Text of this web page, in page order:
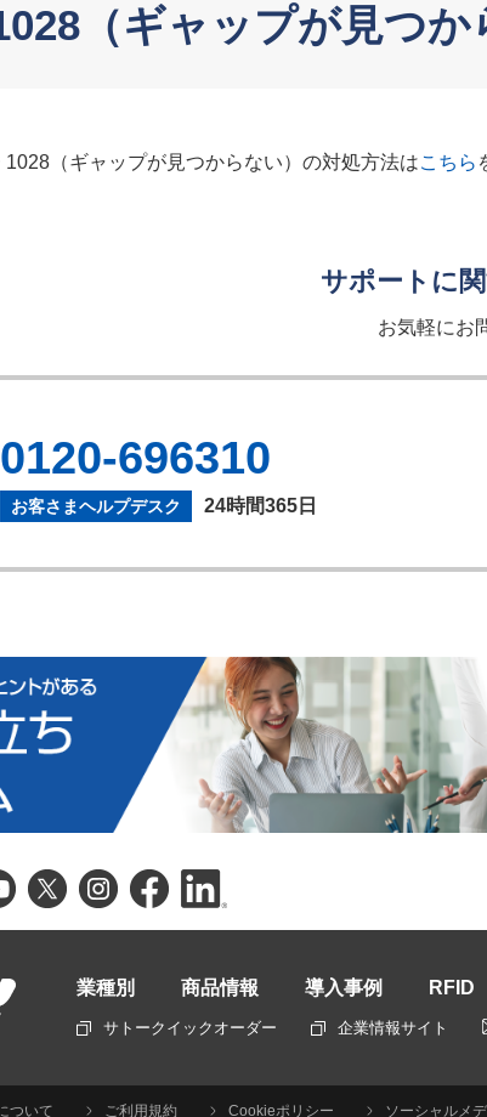
（ギャップが見つ
1028（ギャップが見つからない）の対処方法はこちら
サポートに
お気軽にお
0120-696310
お客さまヘルプデスク 24時間365日
業種別 商品情報 導入事例 RFID
サトークイックオーダー 企業情報サイト
ついて ご利用規約 Cookieポリシー ソーシャルメ